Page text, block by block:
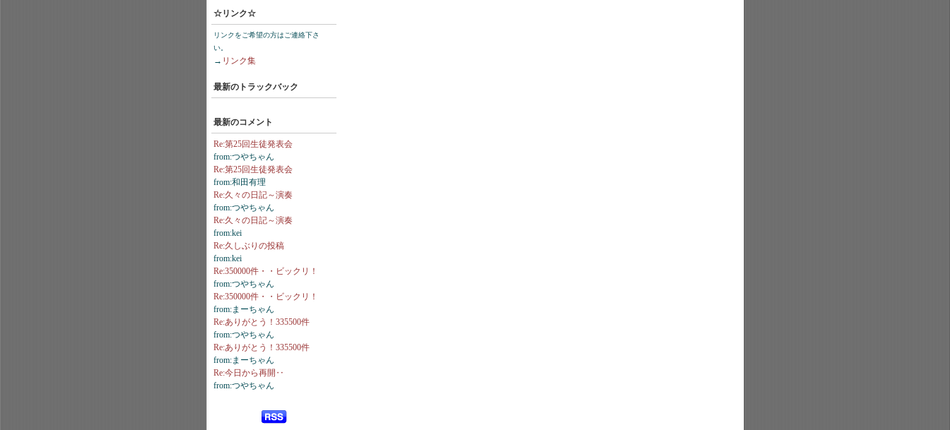
☆リンク☆
リンクをご希望の方はご連絡下さ
い。
→ リンク集
最新のトラックバック
最新のコメント
Re:第25回生徒発表会
from:つやちゃん
Re:第25回生徒発表会
from:和田有理
Re:久々の日記～演奏
from:つやちゃん
Re:久々の日記～演奏
from:kei
Re:久しぶりの投稿
from:kei
Re:350000件・・ビックリ！
from:つやちゃん
Re:350000件・・ビックリ！
from:まーちゃん
Re:ありがとう！335500件
from:つやちゃん
Re:ありがとう！335500件
from:まーちゃん
Re:今日から再開‥
from:つやちゃん